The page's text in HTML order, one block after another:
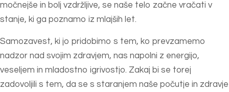
močnejše in bolj vzdržljive, se naše telo začne vračati v
stanje, ki ga poznamo iz mlajših let.
Samozavest, ki jo pridobimo s tem, ko prevzamemo
nadzor nad svojim zdravjem, nas napolni z energijo,
veseljem in mladostno igrivostjo. Zakaj bi se torej
zadovoljili s tem, da se s staranjem naše počutje in zdravje